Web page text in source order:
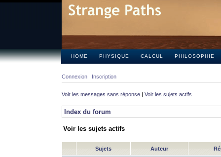
HOME PHYSIQUE CALCUL PHILOSOPHIE
Connexion Inscription
Voir les messages sans réponse | Voir les sujets actifs
Index du forum
Voir les sujets actifs
Sujets Auteur